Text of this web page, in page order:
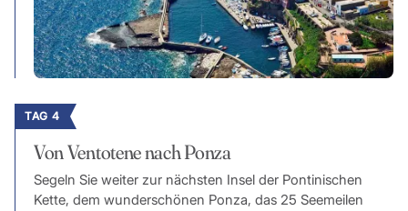
TAG 4
Von Ventotene nach Ponza
Segeln Sie weiter zur nächsten Insel der Pontinischen
Kette, dem wunderschönen Ponza, das 25 Seemeilen